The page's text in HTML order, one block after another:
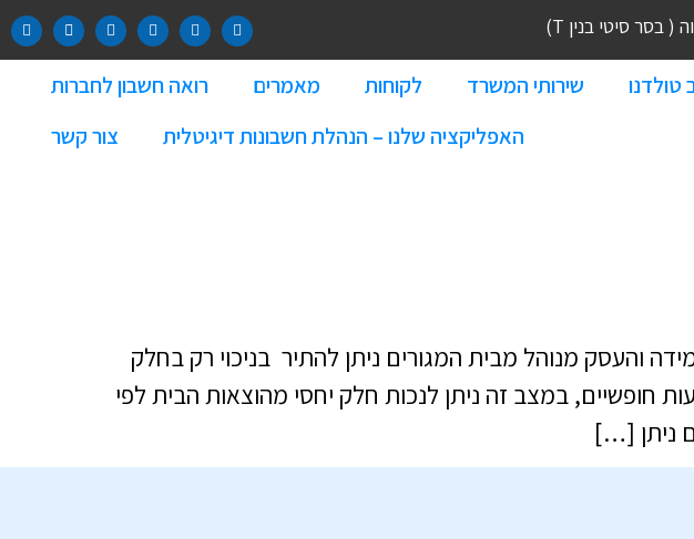
טולדנו שירותי המשרד לקוחות מאמרים
רואה חשבון לחברות
האפליקציה שלנו – הנהלת חשבונות דיגיטלית
צור קשר
והעסק מנוהל מבית המגורים ניתן להתיר בניכוי רק בחלק
חופשיים, במצב זה ניתן לנכות חלק יחסי מהוצאות הבית לפי
ניתן […]